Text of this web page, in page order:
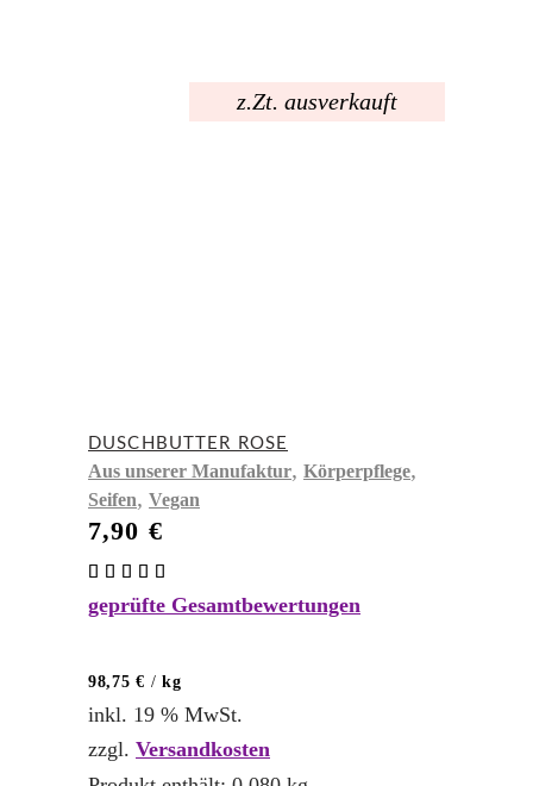
z.Zt. ausverkauft
DUSCHBUTTER ROSE
Aus unserer Manufaktur, Körperpflege,
Seifen, Vegan
7,90 €
5.00
geprüfte Gesamtbewertungen
98,75€ /kg
inkl. 19 % MwSt.
zzgl. Versandkosten